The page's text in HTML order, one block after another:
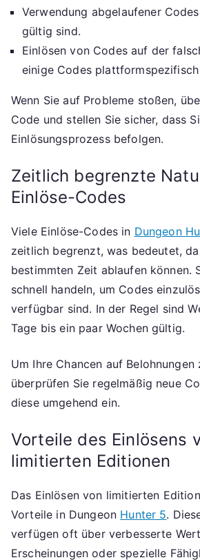
Verwendung abgelaufener
gültig sind.
Einlösen von Codes auf der
einige Codes plattformspezifisch
Wenn Sie auf Probleme stoßen,
Code und stellen Sie sicher, dass
Einlösungsprozess befolgen.
Zeitlich begrenzte
Einlöse-Codes
Viele Einlöse-Codes in Dungeon
zeitlich begrenzt, was bedeutet,
bestimmten Zeit ablaufen können.
schnell handeln, um Codes
verfügbar sind. In der Regel sind
Tage bis ein paar Wochen gültig.
Um Ihre Chancen auf Belohnungen
überprüfen Sie regelmäßig neue
diese umgehend ein.
Vorteile des Einlösens
limitierten Editionen
Das Einlösen von limitierten
Vorteile in Dungeon Hunter 5.
verfügen oft über verbesserte
Erscheinungen oder spezielle